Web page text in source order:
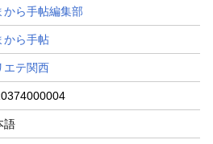
から手帖編集部
から手帖
エテ関西
語